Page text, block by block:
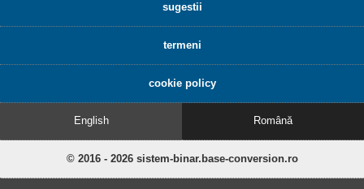
sugestii
termeni
cookie policy
English Română
© 2016 - 2026 sistem-binar.base-conversion.ro